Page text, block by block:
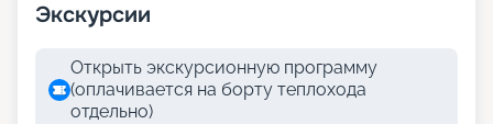
Экскурсии
Открыть экскурсионную программу
(оплачивается на борту теплохода
отдельно)